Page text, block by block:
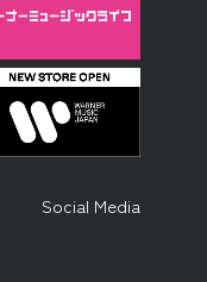
Social Media